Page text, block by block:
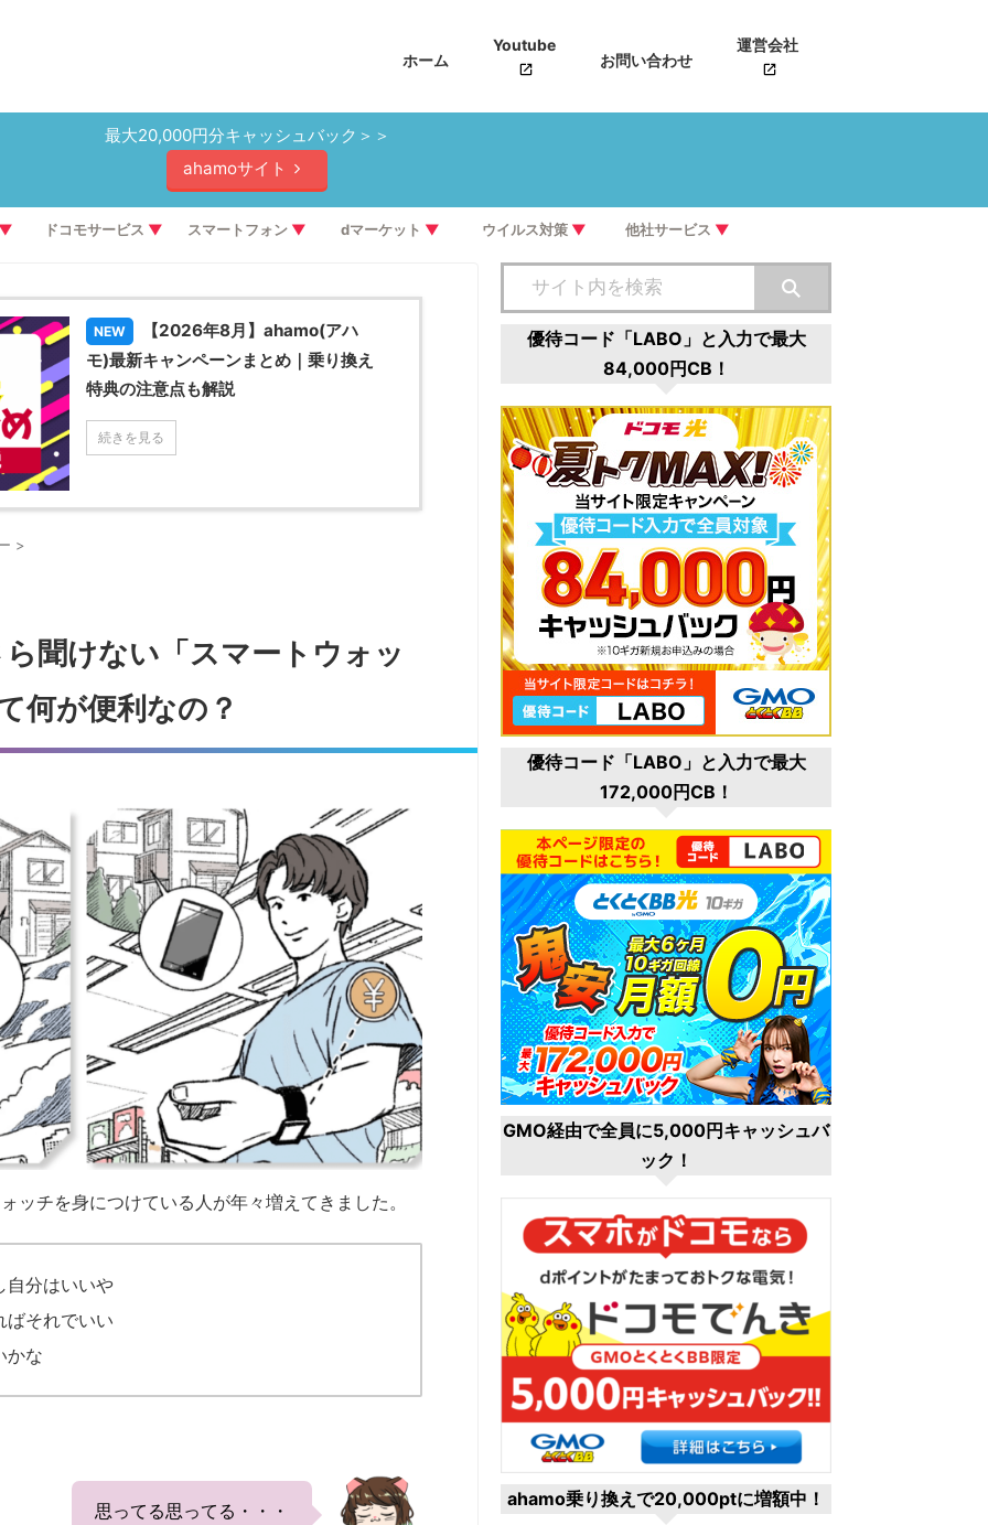
ホーム
Youtube
お問い合わせ
運営会社
最大20,000円分キャッシュバック＞＞
ahamoサイト
ドコモサービス ▼ スマートフォン ▼ dマーケット ▼ ウイルス対策 ▼ 他社サービス ▼
NEW
【2026年8月】ahamo(アハ
モ)最新キャンペーンまとめ｜乗り換え
特典の注意点も解説
続きを見る
>
聞けない「スマートウォッ
何が便利なの？
ッチを身につけている人が年々増えてきました。
自分はいいや
ばそれでいい
かな
思ってる思ってる・・・
優待コード「LABO」と入力で最大
84,000円CB！
優待コード「LABO」と入力で最大
172,000円CB！
GMO経由で全員に5,000円キャッシュバ
ック！
ahamo乗り換えで20,000ptに増額中！